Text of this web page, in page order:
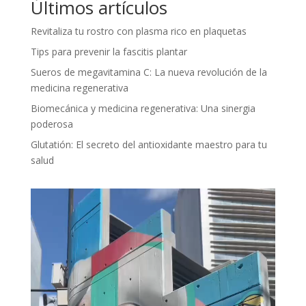
Últimos artículos
Revitaliza tu rostro con plasma rico en plaquetas
Tips para prevenir la fascitis plantar
Sueros de megavitamina C: La nueva revolución de la
medicina regenerativa
Biomecánica y medicina regenerativa: Una sinergia
poderosa
Glutatión: El secreto del antioxidante maestro para tu
salud